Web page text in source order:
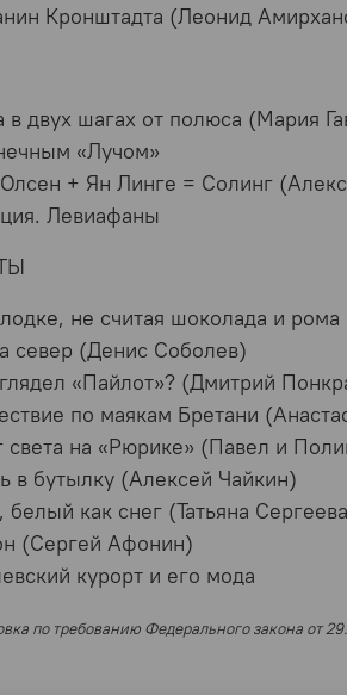
Кронштадта (Леонид
двух шагах от полюса (Мария
«Лучом»
+ Ян Линге = Солинг
Левиафаны
не считая шоколада и
север (Денис Соболев)
«Пайлот»? (Дмитрий
по маякам Бретани
на «Рюрике» (Павел и
в бутылку (Алексей Чайкин)
белый как снег (Татьяна
(Сергей Афонин)
курорт и его мода
по требованию Федерального закона от